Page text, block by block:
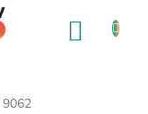
9062